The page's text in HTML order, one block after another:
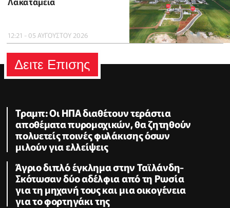
12:21 - 05 ΑΥΓΟΥΣΤΟΥ 2026
Δειτε Επισης
Τραμπ: Οι ΗΠΑ διαθέτουν τεράστια
αποθέματα πυρομαχικών, θα ζητηθούν
πολυετείς ποινές φυλάκισης όσων
μιλούν για ελλείψεις
Άγριο διπλό έγκλημα στην Ταϊλάνδη-
Σκότωσαν δύο αδέλφια από τη Ρωσία
για τη μηχανή τους και μια οικογένεια
για το φορτηγάκι της